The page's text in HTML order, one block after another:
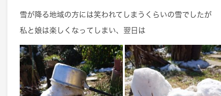
雪が降る地域の方には笑われてしまうくらいの雪でしたが
私と娘は楽しくなってしまい、翌日は